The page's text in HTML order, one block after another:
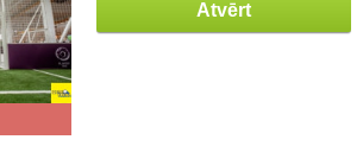
Atvērt